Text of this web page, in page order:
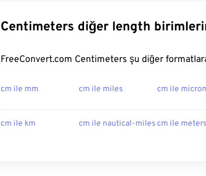
Centimeters diğer length
FreeConvert.com Centimeters şu diğer
cm ile mm cm ile miles cm ile
cm ile km cm ile nautical-milescm ile meters